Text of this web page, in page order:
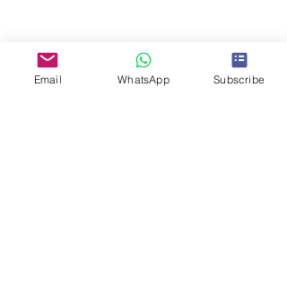
Email WhatsApp Subscribe